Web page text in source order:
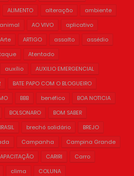
ALIMENTO alteração
ambiente
animal AO VIVO
aplicativo
Arte ARTIGO assalto
assédio
Atentado
auxílio
AUXILIO EMERGENCIAL
BATE PAPO COM O BLOGUEIRO
BBB benéfico
BOA NOTICIA
BOLSONARO
BOM SABER
brechó solidário
BREJO
Campanha
Campina Grande
CARIRI
Carro
clima
COLUNA